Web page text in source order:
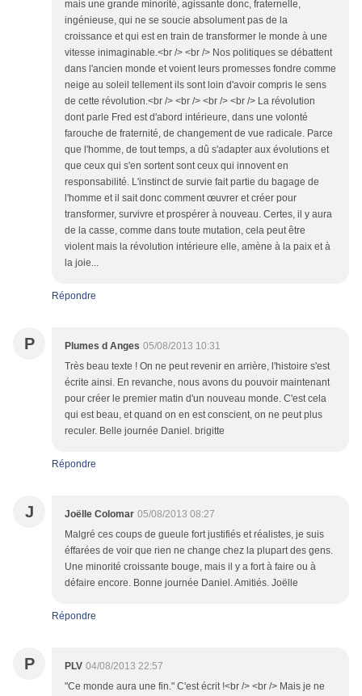
mais une grande minorité, agissante donc, fraternelle,
ingénieuse, qui ne se soucie absolument pas de la
croissance et qui est en train de transformer le monde à une
vitesse inimaginable.<br /> <br /> Nos politiques se débattent
dans l'ancien monde et voient leurs promesses fondre comme
neige au soleil tellement ils sont loin d'avoir compris le sens
de cette révolution.<br /> <br /> <br /> <br /> La révolution
dont parle Fred est d'abord intérieure, dans une volonté
farouche de fraternité, de changement de vue radicale. Parce
que l'homme, de tout temps, a dû s'adapter aux évolutions et
que ceux qui s'en sortent sont ceux qui innovent en
responsabilité. L'instinct de survie fait partie du bagage de
l'homme et il sait donc comment œuvrer et créer pour
transformer, survivre et prospérer à nouveau. Certes, il y aura
de la casse, comme dans toute mutation, cela peut être
violent mais la révolution intérieure elle, amène à la paix et à
la joie...
Répondre
P Plumes d Anges 05/08/2013 10:31
Très beau texte ! On ne peut revenir en arrière, l'histoire s'est
écrite ainsi. En revanche, nous avons du pouvoir maintenant
pour créer le premier matin d'un nouveau monde. C'est cela
qui est beau, et quand on en est conscient, on ne peut plus
reculer. Belle journée Daniel. brigitte
Répondre
J Joëlle Colomar 05/08/2013 08:27
Malgré ces coups de gueule fort justifiés et réalistes, je suis
éffarées de voir que rien ne change chez la plupart des gens.
Une minorité croissante bouge, mais il y a fort à faire ou à
défaire encore. Bonne journée Daniel. Amitiés. Joëlle
Répondre
P PLV 04/08/2013 22:57
"Ce monde aura une fin." C'est écrit !<br /> <br /> Mais je ne